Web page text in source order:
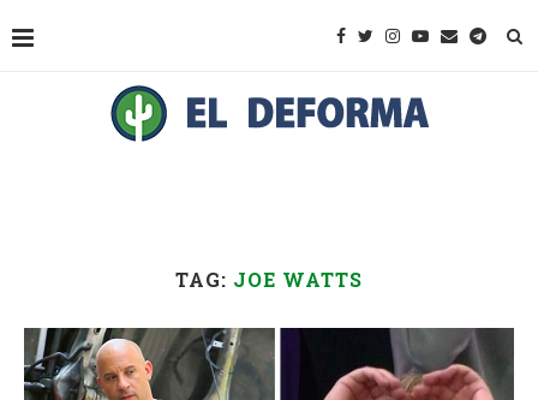
TAG: JOE WATTS